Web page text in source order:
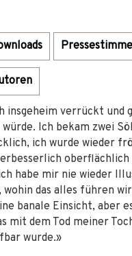
insgeheim verrückt und
Ich bekam zwei
ich wurde wieder
oberflächlich
habe mir nie wieder
das alles führen
banale Einsicht, aber
mit dem Tod meiner
wurde.»